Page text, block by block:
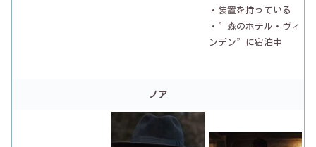
・装置を持っている
・”森のホテル・ヴィ
ンデン”に宿泊中
ノア